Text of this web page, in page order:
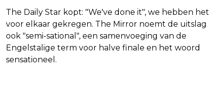
The Daily Star kopt: "We've done it", we hebben het
voor elkaar gekregen. The Mirror noemt de uitslag
ook "semi-sational", een samenvoeging van de
Engelstalige term voor halve finale en het woord
sensationeel.